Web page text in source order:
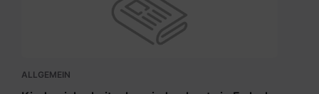
ALLGEMEIN